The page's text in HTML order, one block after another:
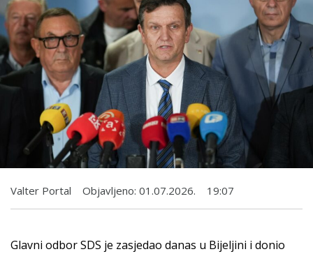
Valter Portal Objavljeno: 01.07.2026. 19:07
Glavni odbor SDS je zasjedao danas u Bijeljini i donio